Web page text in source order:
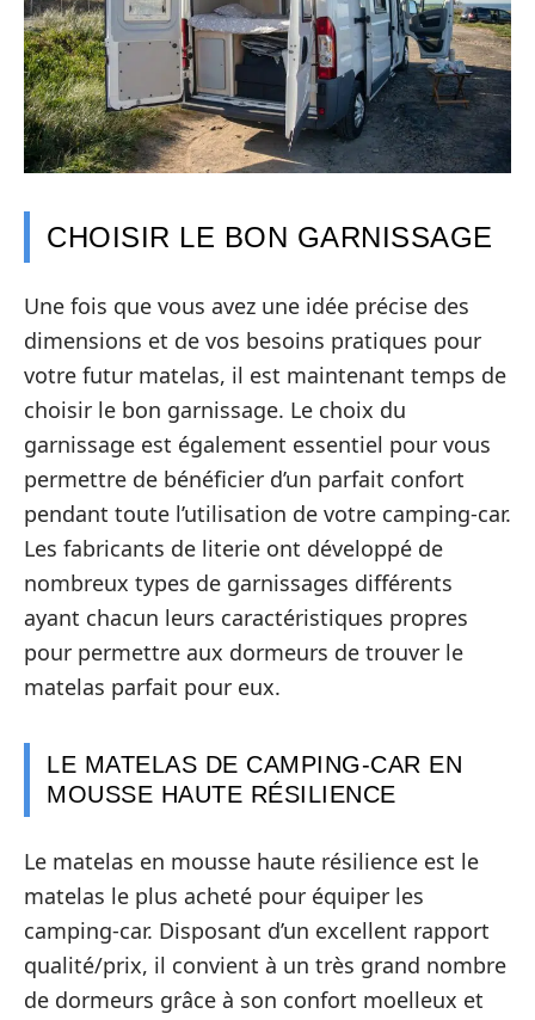
CHOISIR LE BON GARNISSAGE
Une fois que vous avez une idée précise des
dimensions et de vos besoins pratiques pour
votre futur matelas, il est maintenant temps de
choisir le bon garnissage. Le choix du
garnissage est également essentiel pour vous
permettre de bénéficier d’un parfait confort
pendant toute l’utilisation de votre camping-car.
Les fabricants de literie ont développé de
nombreux types de garnissages différents
ayant chacun leurs caractéristiques propres
pour permettre aux dormeurs de trouver le
matelas parfait pour eux.
LE MATELAS DE CAMPING-CAR EN
MOUSSE HAUTE RÉSILIENCE
Le matelas en mousse haute résilience est le
matelas le plus acheté pour équiper les
camping-car. Disposant d’un excellent rapport
qualité/prix, il convient à un très grand nombre
de dormeurs grâce à son confort moelleux et